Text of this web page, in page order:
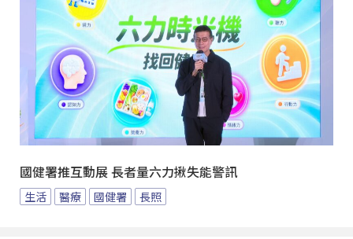
國健署推互動展 長者量六力揪失能警訊
生活 醫療 國健署 長照